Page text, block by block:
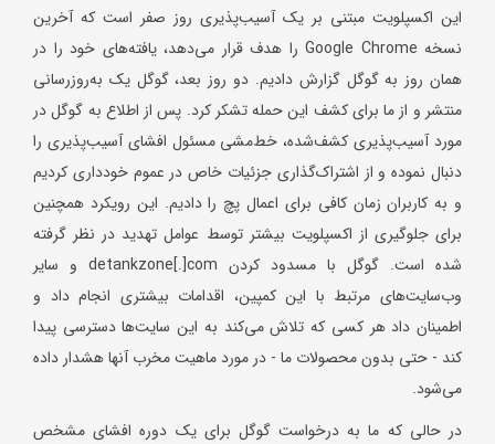
این اکسپلویت مبتنی بر یک آسیب‌پذیری روز صفر است که آخرین
نسخه Google Chrome را هدف قرار می‌دهد، یافته‌های خود را در
همان روز به گوگل گزارش دادیم. دو روز بعد، گوگل یک به‌روزرسانی
منتشر و از ما برای کشف این حمله تشکر کرد. پس از اطلاع به گوگل در
مورد آسیب‌پذیری کشف‌شده، خط‌مشی مسئول افشای آسیب‌پذیری را
دنبال نموده و از اشتراک‌گذاری جزئیات خاص در عموم خودداری کردیم
و به کاربران زمان کافی برای اعمال پچ را ‌دادیم. این رویکرد همچنین
برای جلوگیری از اکسپلویت بیشتر توسط عوامل تهدید در نظر گرفته
شده است. گوگل با مسدود کردن detankzone[.]com و سایر
وب‌سایت‌های مرتبط با این کمپین، اقدامات بیشتری انجام داد و
اطمینان داد هر کسی که تلاش می‌کند به این سایت‌ها دسترسی پیدا
کند - حتی بدون محصولات ما - در مورد ماهیت مخرب آنها هشدار داده
می‌شود.
در حالی که ما به درخواست گوگل برای یک دوره افشای مشخص